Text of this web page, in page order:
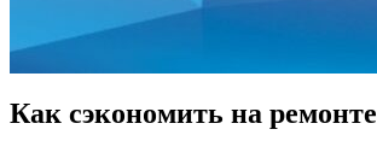
Как сэкономить на ремонте